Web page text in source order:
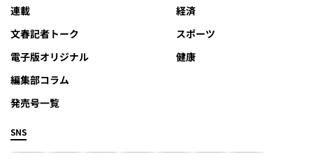
連載
文春記者トーク
電子版オリジナル
編集部コラム
発売号一覧
経済
スポーツ
健康
SNS